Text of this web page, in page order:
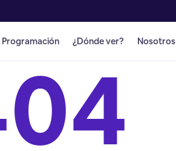
Programación ¿Dónde ver? Nosotros